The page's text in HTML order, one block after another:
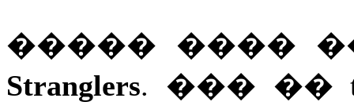
����� ����
Stranglers. ��� ��